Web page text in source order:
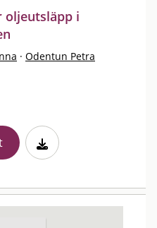
oljeutsläpp i
· Odentun Petra